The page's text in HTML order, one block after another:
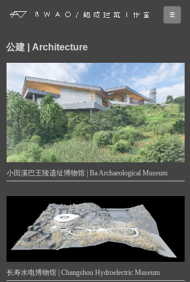
公建 | Architecture
小田溪巴王陵遗址博物馆 | Ba Archaeological Museum
长寿水电博物馆 | Changshou Hydroelectric Museum